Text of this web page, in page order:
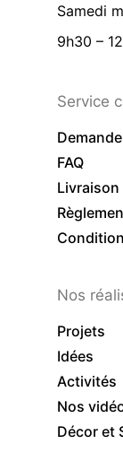
Samedi
9h30 –
Service
FAQ
Livraison
Nos
Projets
Idées
Activités
Nos
Décor et